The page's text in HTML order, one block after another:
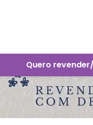
Quero